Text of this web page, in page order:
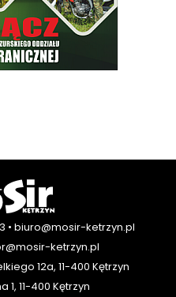
• biuro@mosir-ketrzyn.pl
ketrzyn.pl
12a, 11-400 Kętrzyn
1, 11-400 Kętrzyn